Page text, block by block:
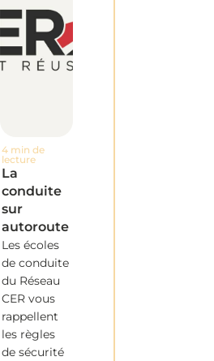
4 min de
lecture
La
conduite
sur
autoroute
Les écoles
de conduite
du Réseau
CER vous
rappellent
les règles
de sécurité